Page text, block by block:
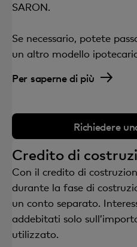
SARON.
Se necessario, potete
un altro modello
Per saperne di più
Richiedere
Credito di
Con il credito di
durante la fase di
un conto separato.
addebitati solo
utilizzato.